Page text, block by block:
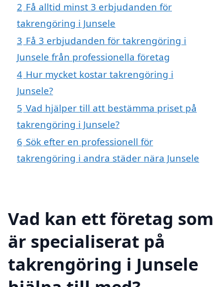
2 Få alltid minst 3 erbjudanden för
takrengöring i Junsele
3 Få 3 erbjudanden för takrengöring i
Junsele från professionella företag
4 Hur mycket kostar takrengöring i
Junsele?
5 Vad hjälper till att bestämma priset på
takrengöring i Junsele?
6 Sök efter en professionell för
takrengöring i andra städer nära Junsele
Vad kan ett företag som
är specialiserat på
takrengöring i Junsele